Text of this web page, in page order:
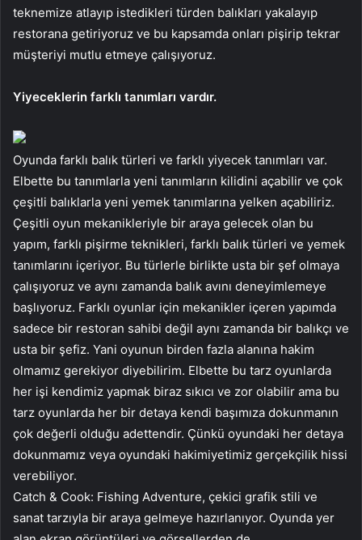
teknemize atlayıp istedikleri türden balıkları yakalayıp
restorana getiriyoruz ve bu kapsamda onları pişirip tekrar
müşteriyi mutlu etmeye çalışıyoruz.
Yiyeceklerin farklı tanımları vardır.
Oyunda farklı balık türleri ve farklı yiyecek tanımları var.
Elbette bu tanımlarla yeni tanımların kilidini açabilir ve çok
çeşitli balıklarla yeni yemek tanımlarına yelken açabiliriz.
Çeşitli oyun mekanikleriyle bir araya gelecek olan bu
yapım, farklı pişirme teknikleri, farklı balık türleri ve yemek
tanımlarını içeriyor. Bu türlerle birlikte usta bir şef olmaya
çalışıyoruz ve aynı zamanda balık avını deneyimlemeye
başlıyoruz. Farklı oyunlar için mekanikler içeren yapımda
sadece bir restoran sahibi değil aynı zamanda bir balıkçı ve
usta bir şefiz. Yani oyunun birden fazla alanına hakim
olmamız gerekiyor diyebilirim. Elbette bu tarz oyunlarda
her işi kendimiz yapmak biraz sıkıcı ve zor olabilir ama bu
tarz oyunlarda her bir detaya kendi başımıza dokunmanın
çok değerli olduğu adettendir. Çünkü oyundaki her detaya
dokunmamız veya oyundaki hakimiyetimiz gerçekçilik hissi
verebiliyor.
Catch & Cook: Fishing Adventure, çekici grafik stili ve
sanat tarzıyla bir araya gelmeye hazırlanıyor. Oyunda yer